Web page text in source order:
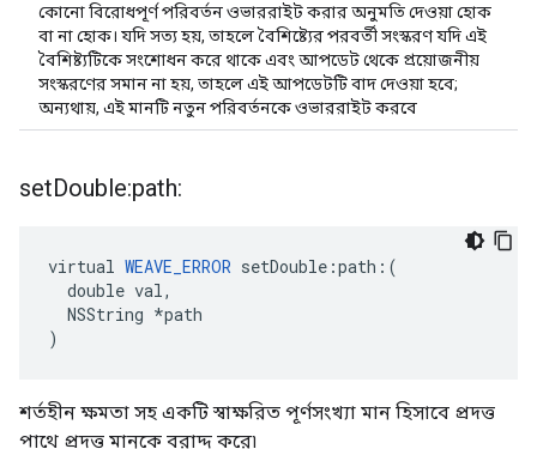
কোনো বিরোধপূর্ণ পরিবর্তন ওভাররাইট করার অনুমতি দেওয়া হোক
বা না হোক। যদি সত্য হয়, তাহলে বৈশিষ্ট্যের পরবর্তী সংস্করণ যদি এই
বৈশিষ্ট্যটিকে সংশোধন করে থাকে এবং আপডেট থেকে প্রয়োজনীয়
সংস্করণের সমান না হয়, তাহলে এই আপডেটটি বাদ দেওয়া হবে;
অন্যথায়, এই মানটি নতুন পরিবর্তনকে ওভাররাইট করবে
setDouble:path:
virtual WEAVE_ERROR setDouble:path:(
  double val,
  NSString *path
)
শর্তহীন ক্ষমতা সহ একটি স্বাক্ষরিত পূর্ণসংখ্যা মান হিসাবে প্রদত্ত
পাথে প্রদত্ত মানকে বরাদ্দ করে৷